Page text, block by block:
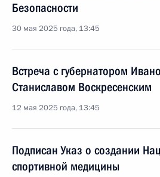
Безопасности
30 мая 2025 года, 13:45
Встреча с губернатором
Станиславом Воскресенским
12 мая 2025 года, 13:45
Подписан Указ о создании
спортивной медицины